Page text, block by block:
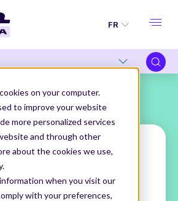
on your computer.
to improve your website
more personalized services
and through other
about the cookies we use,
when you visit our
with your preferences,
FR